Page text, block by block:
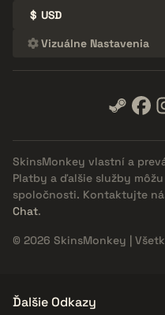
$ USD
Vizuálne Nastavenia
SkinsMonkey vlastní a
Platby a ďalšie služby
spoločnosti. Kontaktujte
Chat.
© 2026 SkinsMonkey |
Ďalšie Odkazy